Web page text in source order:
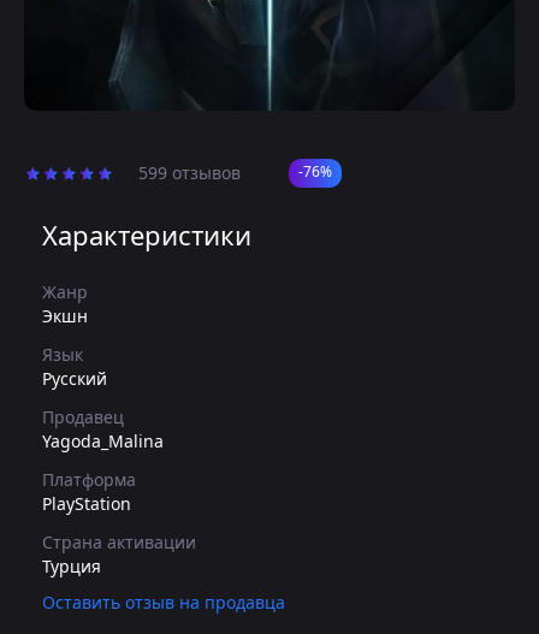
599 отзывов -76%
Характеристики
Жанр
Экшн
Язык
Русский
Продавец
Yagoda_Malina
Платформа
PlayStation
Страна активации
Турция
Оставить отзыв на продавца